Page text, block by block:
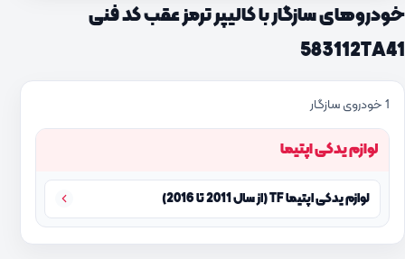
خودروهای سازگار با کالیپر ترمز عقب کد فنی
583112TA41
1 خودروی سازگار
لوازم یدکی اپتیما
لوازم یدکی اپتیما TF (از سال 2011 تا 2016)